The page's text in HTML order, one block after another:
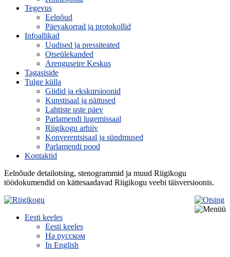
Tegevus
Eelnõud
Päevakorrad ja protokollid
Infoallikad
Uudised ja pressiteated
Otseülekanded
Arenguseire Keskus
Tagasiside
Tulge külla
Giidid ja ekskursioonid
Kunstisaal ja näitused
Lahtiste uste päev
Parlamendi lugemissaal
Riigikogu arhiiv
Konverentsisaal ja sündmused
Parlamendi pood
Kontaktid
Eelnõude detailotsing, stenogrammid ja muud Riigikogu
töödokumendid on kättesaadavad Riigikogu veebi täisversioonis.
Eesti keeles
Eesti keeles
На русском
In English